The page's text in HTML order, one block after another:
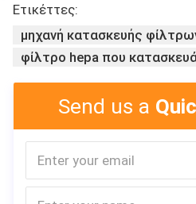
Ετικέττες:
μηχανή κατασκευής
φίλτρο hepa που
Send us a